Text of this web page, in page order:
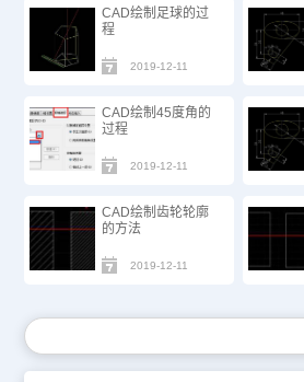
CAD绘制足球的过
程
2019-12-11
CAD绘制45度角的
过程
2019-12-11
CAD绘制齿轮轮廓
的方法
2019-12-11